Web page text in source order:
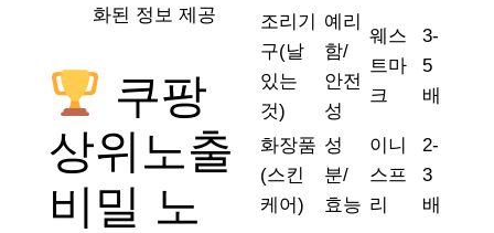
화된 정보 제공
쿠팡
상위노출
비밀 노
조리기
구(날
있는
것)
예리
함/
안전
성
웨스
트마
크
3-
5
배
화장품
(스킨
케어)
성
분/
효능
이니
스프
리
2-
3
배